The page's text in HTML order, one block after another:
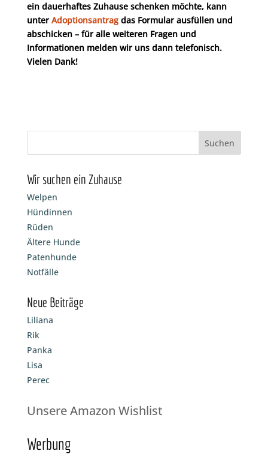
ein dauerhaftes Zuhause schenken möchte, kann
unterAdoptionsantragdas Formular ausfüllen und
abschicken – für alle weiteren Fragen und
Informationen melden wir uns dann telefonisch.
Vielen Dank!
Wir suchen ein Zuhause
Welpen
Hündinnen
Rüden
Ältere Hunde
Patenhunde
Notfälle
Neue Beiträge
Liliana
Rik
Panka
Lisa
Perec
Unsere Amazon Wishlist
Werbung